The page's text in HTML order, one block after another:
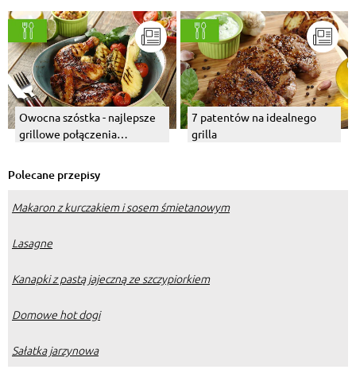
Owocna szóstka - najlepsze
grillowe połączenia
7 patentów na idealnego
grilla
Polecane przepisy
Makaron z kurczakiem i sosem śmietanowym
Lasagne
Kanapki z pastą jajeczną ze szczypiorkiem
Domowe hot dogi
Sałatka jarzynowa